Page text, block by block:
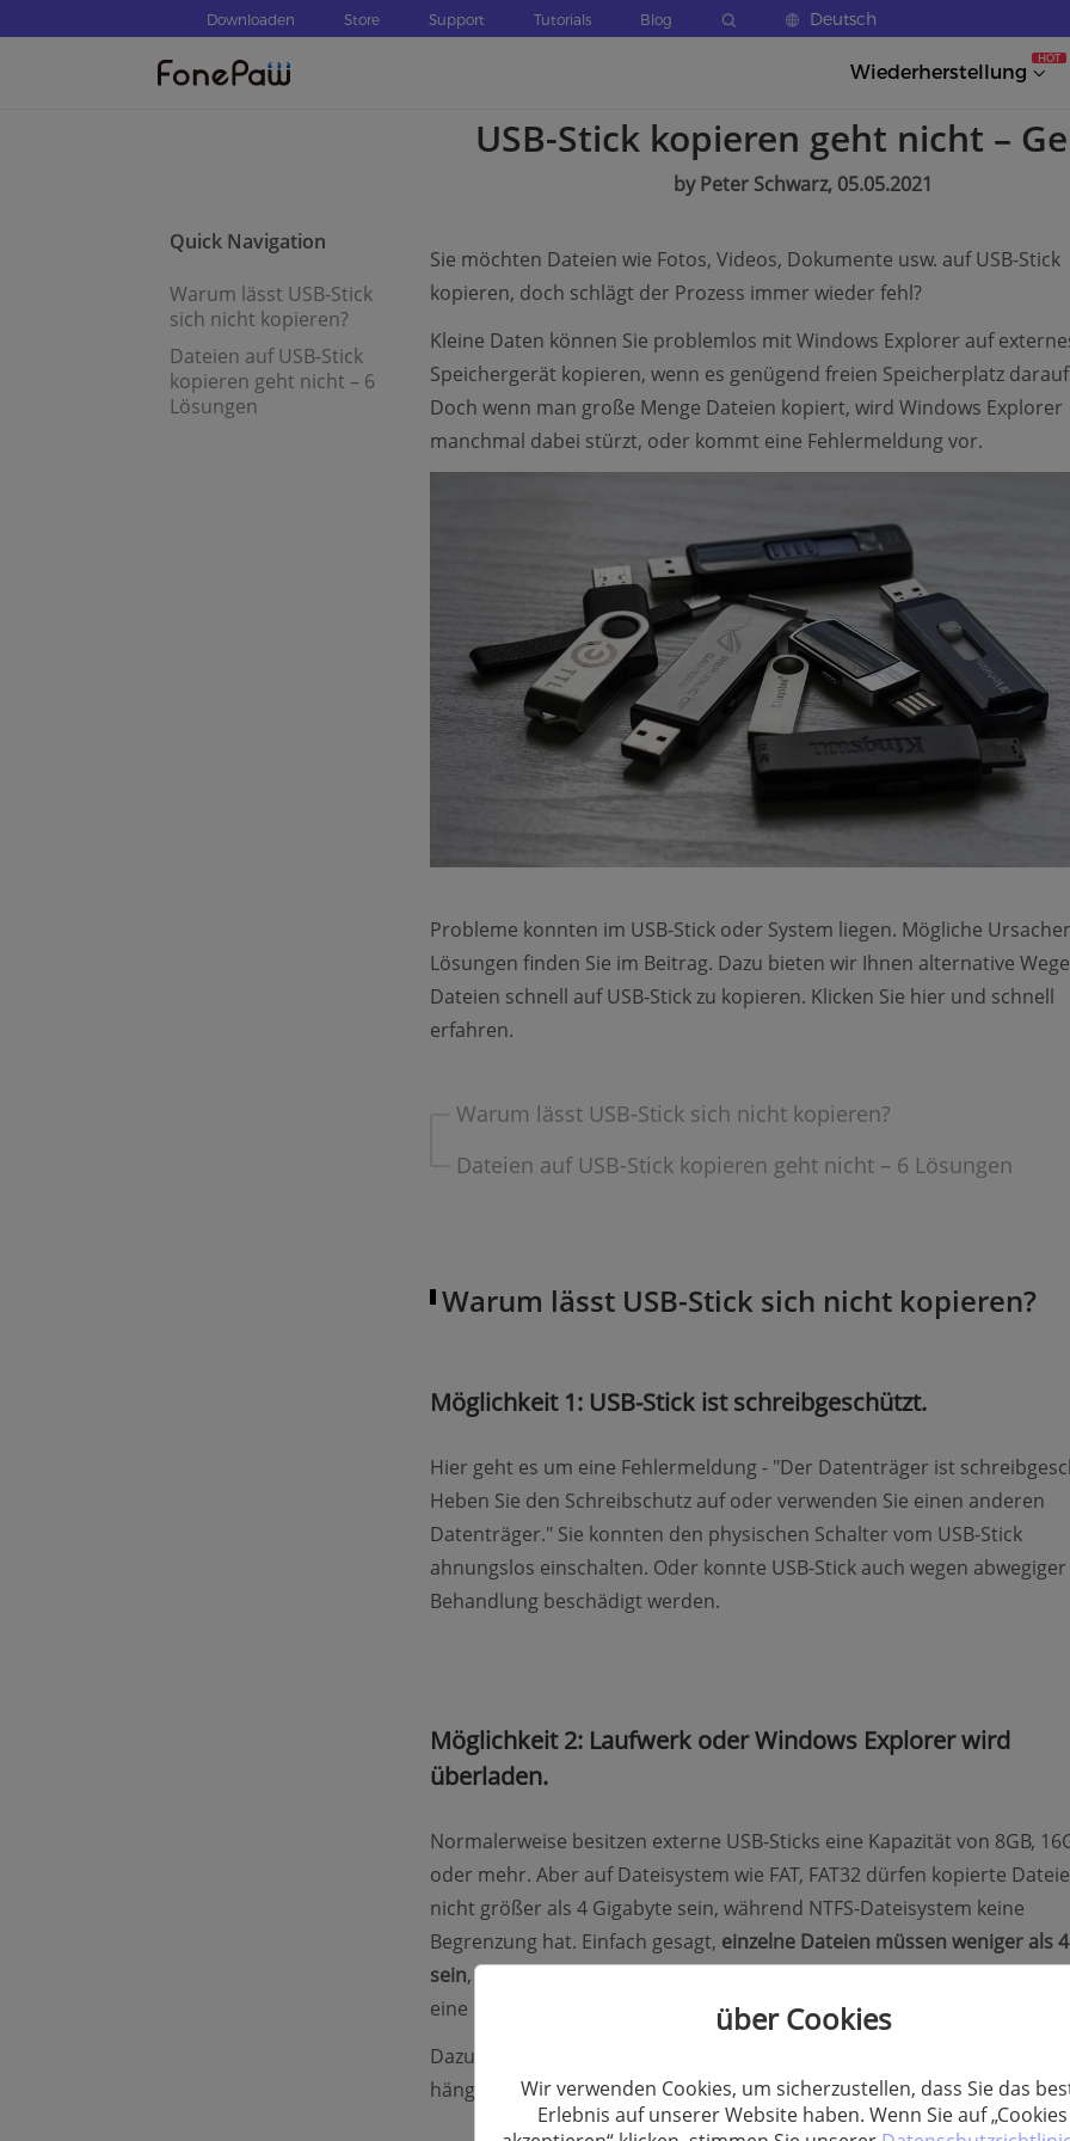
Downloaden Store Support Tutorials Blog Deutsch
Wiederherstellung
HOT
USB-Stick kopieren geht nicht –
by Peter Schwarz, 05.05.2021
Quick Navigation
Warum lässt USB-Stick
sich nicht kopieren?
Dateien auf USB-Stick
kopieren geht nicht – 6
Lösungen
Sie möchten Dateien wie Fotos, Videos, Dokumente usw. auf USB-Stick
kopieren, doch schlägt der Prozess immer wieder fehl?
Kleine Daten können Sie problemlos mit Windows Explorer auf
Speichergerät kopieren, wenn es genügend freien Speicherplatz
Doch wenn man große Menge Dateien kopiert, wird Windows Explorer
manchmal dabei stürzt, oder kommt eine Fehlermeldung vor.
Probleme konnten im USB-Stick oder System liegen. Mögliche
Lösungen finden Sie im Beitrag. Dazu bieten wir Ihnen alternative
Dateien schnell auf USB-Stick zu kopieren. Klicken Sie hier und schnell
erfahren.
Warum lässt USB-Stick sich nicht kopieren?
Dateien auf USB-Stick kopieren geht nicht – 6 Lösungen
Warum lässt USB-Stick sich nicht kopieren?
Möglichkeit 1: USB-Stick ist schreibgeschützt.
Hier geht es um eine Fehlermeldung - "Der Datenträger ist
Heben Sie den Schreibschutz auf oder verwenden Sie einen anderen
Datenträger." Sie konnten den physischen Schalter vom USB-Stick
ahnungslos einschalten. Oder konnte USB-Stick auch wegen abwegiger
Behandlung beschädigt werden.
Möglichkeit 2: Laufwerk oder Windows Explorer wird
überladen.
Normalerweise besitzen externe USB-Sticks eine Kapazität von 8GB,
oder mehr. Aber auf Dateisystem wie FAT, FAT32 dürfen kopierte
nicht größer als 4 Gigabyte sein, während NTFS-Dateisystem keine
Begrenzung hat. Einfach gesagt, einzelne Dateien müssen weniger als
sein, wenn Sie auf Datenträger mit FAT-Dateisystem speichern. Sonst
eine Meldung vor, dass die Dateizu groß für das Zieldateisystem
Dazu wenn man zu viele Daten auf einmal über Windows Explorer
hängt er leicht wegen Überhitzung.
über Cookies
Wir verwenden Cookies, um sicherzustellen, dass Sie das
Erlebnis auf unserer Website haben. Wenn Sie auf „Cookies